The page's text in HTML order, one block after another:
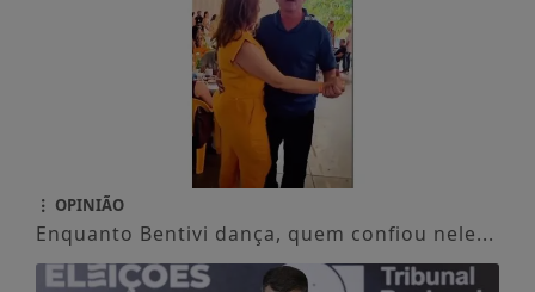
OPINIÃO
Enquanto Bentivi dança, quem confiou nele...